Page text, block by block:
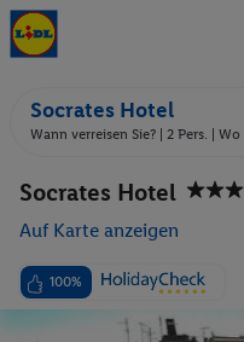
Socrates Hotel
Wann verreisen Sie? | 2 Pers. |
Socrates Hotel
Auf Karte anzeigen
100%